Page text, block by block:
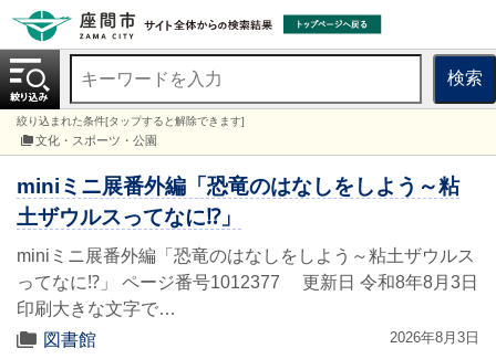
検索
絞り込まれた条件[タップすると解除できます]
文化・スポーツ・公園
miniミニ展番外編「恐竜のはなしをしよう～粘
土ザウルスってなに⁉」
miniミニ展番外編「恐竜のはなしをしよう～粘土ザウルス
ってなに⁉」 ページ番号1012377 更新日 令和8年8月3日
印刷大きな文字で…
図書館
2026年8月3日